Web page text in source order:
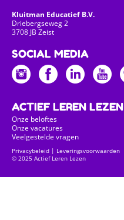
Kluitman Educatief B.V.
Driebergseweg 2
3708 JB Zeist
SOCIAL MEDIA
ACTIEF LEREN LEZEN
Onze beloftes
Onze vacatures
Veelgestelde vragen
Privacybeleid | Leveringsvoorwaarden
© 2025 Actief Leren Lezen